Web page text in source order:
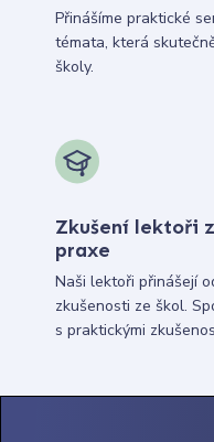
Přinášíme praktické
témata, která
školy.
Zkušení lektoři
praxe
Naši lektoři přinášejí
zkušenosti ze škol.
s praktickými